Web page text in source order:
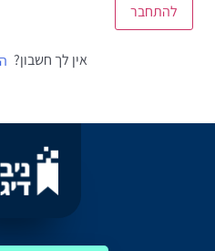
להתחבר
אין לך חשבון?